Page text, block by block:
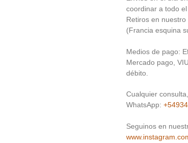
coordinar a todo
Retiros en
(Francia esquina
Medios de pago:
Mercado pago,
débito.
Cualquier
WhatsApp:
Seguinos en